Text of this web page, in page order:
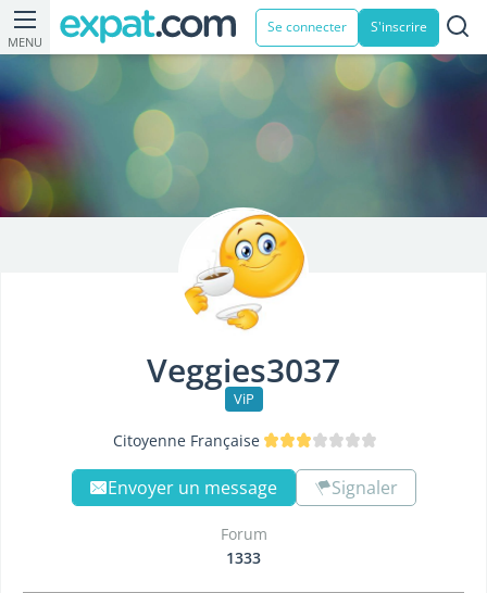
MENU
Se connecter S'inscrire
Veggies3037
ViP
Citoyenne Française
Envoyer un message Signaler
Forum
1333